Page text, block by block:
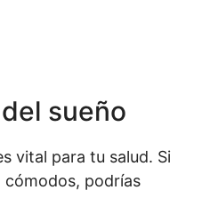
sueño
vital para tu salud. Si
cómodos, podrías